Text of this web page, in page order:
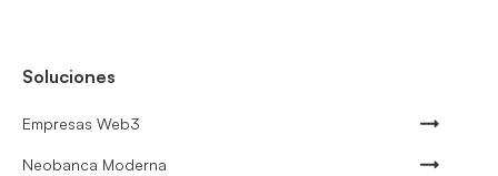
Soluciones
Empresas Web3
Neobanca Moderna